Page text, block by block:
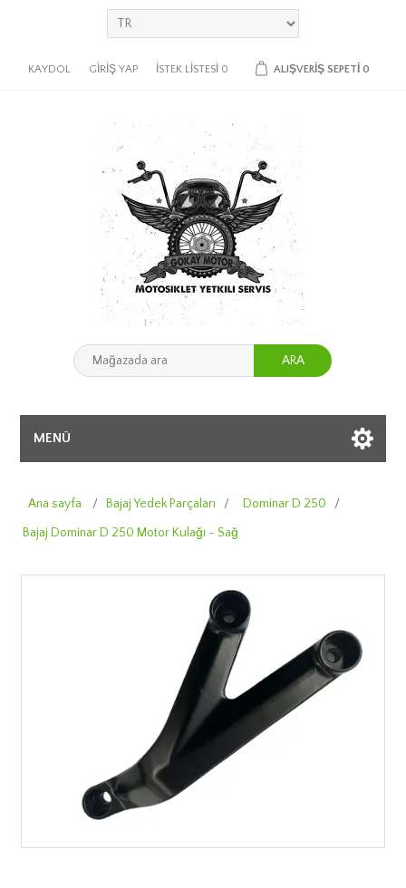
KAYDOL GIRIŞ YAP İSTEK LISTESI 0 ALIŞVERIŞ SEPETI 0
ARA
MENÜ
Ana sayfa / Bajaj Yedek Parçaları / Dominar D 250
/
Bajaj Dominar D 250 Motor Kulağı - Sağ